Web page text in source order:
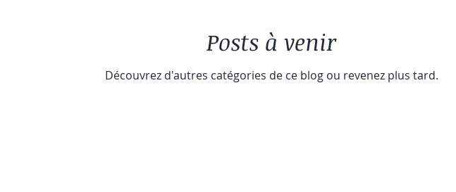
Posts à venir
Découvrez d'autres catégories de ce blog ou revenez plus tard.